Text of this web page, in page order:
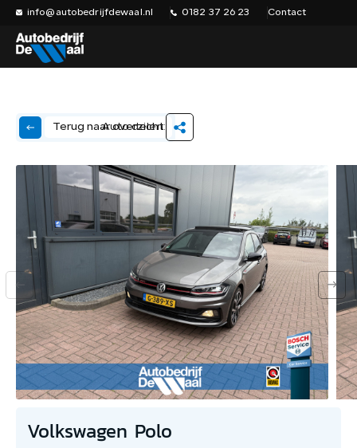
info@autobedrijfdewaal.nl 0182 37 26 23 Contact
Terug naar overzicht
Auto delen:
Volkswagen Polo